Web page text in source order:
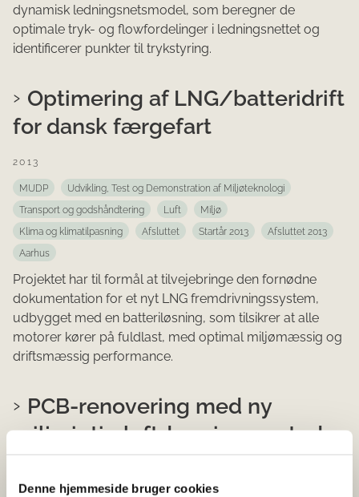
Denne hjemmeside bruger cookies
dynamisk ledningsnetsmodel, som beregner de
optimale tryk- og flowfordelinger i ledningsnettet og
identificerer punkter til trykstyring.
Optimering af LNG/batteridrift
for dansk færgefart
2013
MUDP
Udvikling, Test og Demonstration af Miljøteknologi
Transport og godshåndtering
Luft
Miljø
Klima og klimatilpasning
Afsluttet Startår 2013
Afsluttet 2013
Aarhus
Projektet har til formål at tilvejebringe den fornødne
dokumentation for et nyt LNG fremdrivningssystem,
udbygget med en batteriløsning, som tilsikrer at alle
motorer kører på fuldlast, med optimal miljømæssig og
driftsmæssig performance.
PCB-renovering med ny
miljørigtig luftdræningsmetode